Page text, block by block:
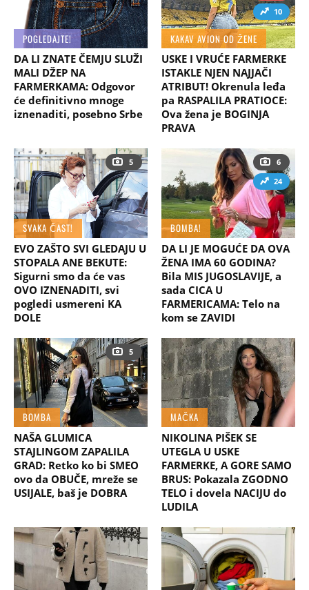
POGLEDAJTE!
DA LI ZNATE ČEMJU SLUŽI
MALI DŽEP NA
FARMERKAMA: Odgovor
će definitivno mnoge
iznenaditi, posebno Srbe
10
KAKAV AVION OD ŽENE
USKE I VRUĆE FARMERKE
ISTAKLE NJEN NAJJAČI
ATRIBUT! Okrenula leđa
pa RASPALILA PRATIOCE:
Ova žena je BOGINJA
PRAVA
5
SVAKA ČAST!
EVO ZAŠTO SVI GLEDAJU U
STOPALA ANE BEKUTE:
Sigurni smo da će vas
OVO IZNENADITI, svi
pogledi usmereni KA
DOLE
6
24
BOMBA!
DA LI JE MOGUĆE DA OVA
ŽENA IMA 60 GODINA?
Bila MIS JUGOSLAVIJE, a
sada CICA U
FARMERICAMA: Telo na
kom se ZAVIDI
5
BOMBA
NAŠA GLUMICA
STAJLINGOM ZAPALILA
GRAD: Retko ko bi SMEO
ovo da OBUČE, mreže se
USIJALE, baš je DOBRA
MAČKA
NIKOLINA PIŠEK SE
UTEGLA U USKE
FARMERKE, A GORE SAMO
BRUS: Pokazala ZGODNO
TELO i dovela NACIJU do
LUDILA